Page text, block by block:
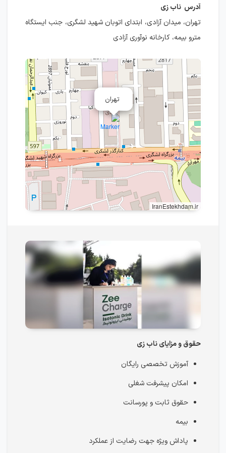
آدرس ناب زی
تهران، میدان آزادی، ابتدای اتوبان شهید لشگری، جنب ایستگاه
مترو بیمه، کارخانه نوآوری آزادی
تهران
IranEstekhdam.ir
حقوق و مزایای ناب زی
آموزش تخصصی رایگان
امکان پیشرفت شغلی
حقوق ثابت و پورسانت
بیمه‌
پاداش ویژه جهت رضایت از عملکرد